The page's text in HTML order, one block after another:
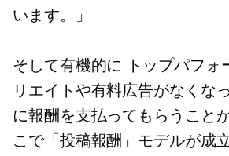
います。」
そして有機的に トップパフォ
リエイトや有料広告がなくな
に報酬を支払ってもらうこと
こで「投稿報酬」モデルが成